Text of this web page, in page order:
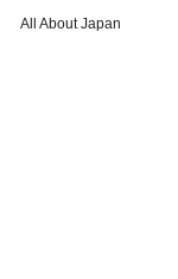
All About Japan